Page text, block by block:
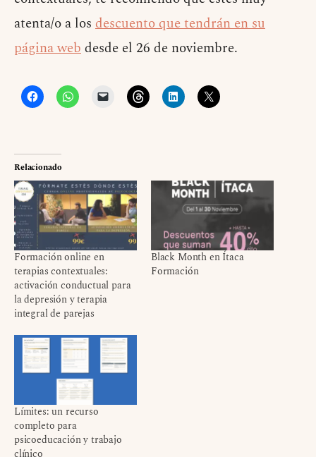
atenta/o a los descuento que tendrán en su
página webdesde el 26 de noviembre.
Relacionado
Formación online en
terapias contextuales:
activación conductual para
la depresión y terapia
integral de parejas
Black Month en Ítaca
Formación
Límites: un recurso
completo para
psicoeducación y trabajo
clínico